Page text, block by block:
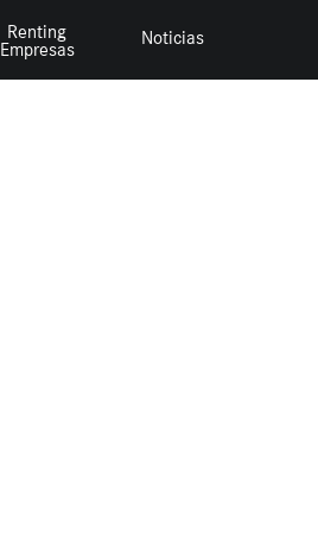
Renting
Empresas
Noticias